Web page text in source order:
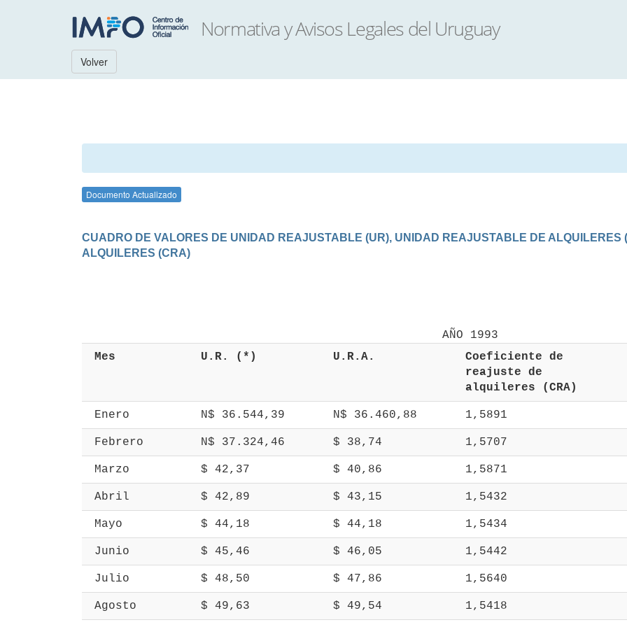
Volver
Documento Actualizado
CUADRO DE VALORES DE UNIDAD REAJUSTABLE (UR), UNIDAD REAJUSTABLE DE ALQUILERES
ALQUILERES (CRA)
Mes
U.R. (*) U.R.A.
Coeficiente de
reajuste de
alquileres (CRA)
Enero N$ 36.544,39 N$ 36.460,88 1,5891
Febrero N$ 37.324,46 $ 38,74 1,5707
Marzo $ 42,37 $ 40,86 1,5871
Abril $ 42,89 $ 43,15 1,5432
Mayo $ 44,18 $ 44,18 1,5434
Junio $ 45,46 $ 46,05 1,5442
Julio $ 48,50 $ 47,86 1,5640
Agosto $ 49,63 $ 49,54 1,5418